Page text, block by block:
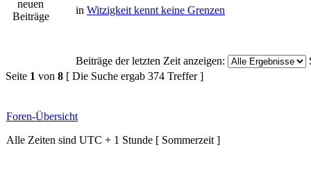
in Witzigkeit kennt keine Grenzen
Beiträge der letzten Zeit anzeigen:
Seite 1 von 8 [ Die Suche ergab 374 Treffer ]
Foren-Übersicht
Alle Zeiten sind UTC + 1 Stunde [ Sommerzeit ]